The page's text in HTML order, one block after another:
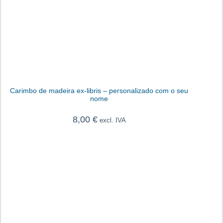
Carimbo de madeira ex-libris – personalizado com o seu
nome
8,00 €excl. IVA